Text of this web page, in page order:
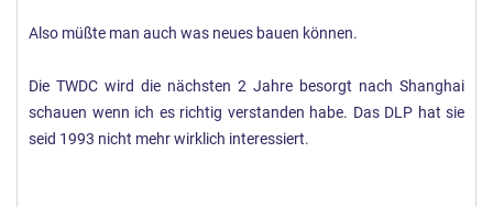
Also müßte man auch was neues bauen können.
Die TWDC wird die nächsten 2 Jahre besorgt nach Shanghai
schauen wenn ich es richtig verstanden habe. Das DLP hat sie
seid 1993 nicht mehr wirklich interessiert.